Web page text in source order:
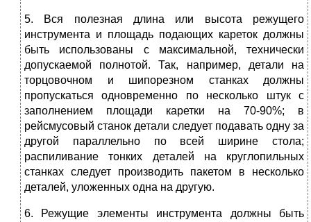
5. Вся полезная длина или высота режущего
инструмента и площадь подающих кареток должны
быть использованы с максимальной, технически
допускаемой полнотой. Так, например, детали на
торцовочном и шипорезном станках должны
пропускаться одновременно по несколько штук с
заполнением площади каретки на 70-90%; в
рейсмусовый станок детали следует подавать одну за
другой параллельно по всей ширине стола;
распиливание тонких деталей на круглопильных
станках следует производить пакетом в несколько
деталей, уложенных одна на другую.
6. Режущие элементы инструмента должны быть